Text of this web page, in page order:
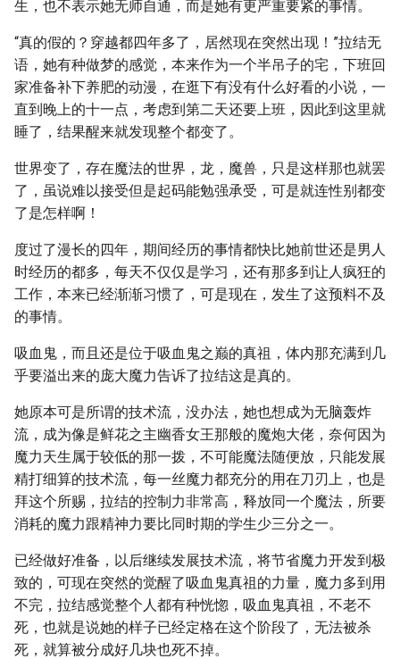
生，也不表示她无师自通，而是她有更严重要紧的事情。
“真的假的？穿越都四年多了，居然现在突然出现！”拉结无
语，她有种做梦的感觉，本来作为一个半吊子的宅，下班回
家准备补下养肥的动漫，在逛下有没有什么好看的小说，一
直到晚上的十一点，考虑到第二天还要上班，因此到这里就
睡了，结果醒来就发现整个都变了。
世界变了，存在魔法的世界，龙，魔兽，只是这样那也就罢
了，虽说难以接受但是起码能勉强承受，可是就连性别都变
了是怎样啊！
度过了漫长的四年，期间经历的事情都快比她前世还是男人
时经历的都多，每天不仅仅是学习，还有那多到让人疯狂的
工作，本来已经渐渐习惯了，可是现在，发生了这预料不及
的事情。
吸血鬼，而且还是位于吸血鬼之巅的真祖，体内那充满到几
乎要溢出来的庞大魔力告诉了拉结这是真的。
她原本可是所谓的技术流，没办法，她也想成为无脑轰炸
流，成为像是鲜花之主幽香女王那般的魔炮大佬，奈何因为
魔力天生属于较低的那一拨，不可能魔法随便放，只能发展
精打细算的技术流，每一丝魔力都充分的用在刀刃上，也是
拜这个所赐，拉结的控制力非常高，释放同一个魔法，所要
消耗的魔力跟精神力要比同时期的学生少三分之一。
已经做好准备，以后继续发展技术流，将节省魔力开发到极
致的，可现在突然的觉醒了吸血鬼真祖的力量，魔力多到用
不完，拉结感觉整个人都有种恍惚，吸血鬼真祖，不老不
死，也就是说她的样子已经定格在这个阶段了，无法被杀
死，就算被分成好几块也死不掉。